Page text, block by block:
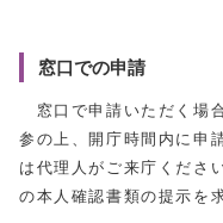
窓口での申請
窓口で申請いただく場
参の上、開庁時間内に申
は代理人がご来庁くださ
の本人確認書類の提示を